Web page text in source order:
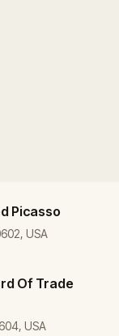
Picasso
USA
Of Trade
USA